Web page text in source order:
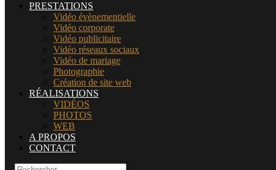
PRESTATIONS
Vidéo évènementielle
Vidéo corporate
Vidéo publicitaire
Vidéo réseaux sociaux
Vidéo de mariage
Photographie
Création de site web
RÉALISATIONS
VIDÉOS
PHOTOS
WEB
A PROPOS
CONTACT